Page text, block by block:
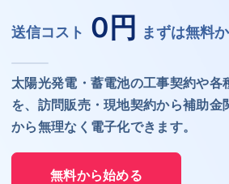
送信コスト 0円 まずは無料
太陽光発電・蓄電池の工事契約や各
を、訪問販売・現地契約から補助金
から無理なく電子化できます。
無料から始める